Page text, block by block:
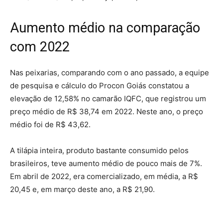
Aumento médio na comparação
com 2022
Nas peixarias, comparando com o ano passado, a equipe
de pesquisa e cálculo do Procon Goiás constatou a
elevação de 12,58% no camarão IQFC, que registrou um
preço médio de R$ 38,74 em 2022. Neste ano, o preço
médio foi de R$ 43,62.
A tilápia inteira, produto bastante consumido pelos
brasileiros, teve aumento médio de pouco mais de 7%.
Em abril de 2022, era comercializado, em média, a R$
20,45 e, em março deste ano, a R$ 21,90.